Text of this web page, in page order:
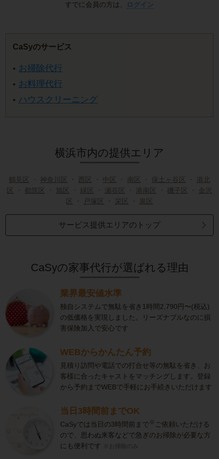
すでに会員の方は、 ログイン
CaSyのサービス
お掃除代行
お料理代行
ハウスクリーニング
横浜市内の提供エリア
鶴見区 ・ 神奈川区 ・ 西区 ・ 中区 ・ 南区 ・ 保土ヶ谷区 ・ 港北
区
・ 都筑区 ・ 旭区 ・ 緑区 ・ 瀬谷区 ・ 港南区 ・ 磯子区 ・ 金沢
区
・ 戸塚区 ・ 栄区 ・ 泉区
サービス提供エリアのトップ
CaSyの家事代行が選ばれる理由
業界最安値水準
独自システムで無駄を省き1時間2,790円〜(税込)
の低価格を実現しました。リーズナブルなのに損
害保険加入で安心です
WEBからかんたん予約
見積り訪問や電話での打合せ等の無駄を省き、お
客様に合ったキャストをマッチングします。登録
から予約までWEBで手軽にお手続きいただけます
当日3時間前までOK
CaSyでは当日の3時間前まで※ ご依頼いただける
ので、思わぬ来客などで急ぎのお掃除が必要な方
にも便利です ※お掃除のみ